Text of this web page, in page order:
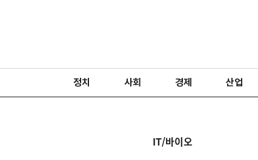
정치 사회 경제 산업
IT/바이오